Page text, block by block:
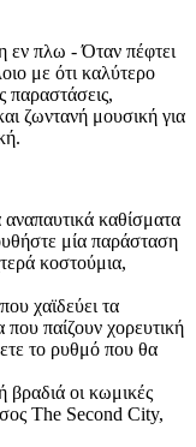
εν πλω - Όταν πέφτει
με ότι καλύτερο
παραστάσεις,
ζωντανή μουσική για
καθίσματα
μία παράσταση
κοστούμια,
χαϊδεύει τα
παίζουν χορευτική
το ρυθμό που θα
οι κωμικές
The Second City,